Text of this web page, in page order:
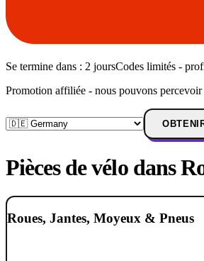
Se termine dans : 2 joursCodes limités -
Promotion affiliée - nous pouvons percevoir
Pièces de vélo dans
Roues, Jantes, Moyeux & Pneus